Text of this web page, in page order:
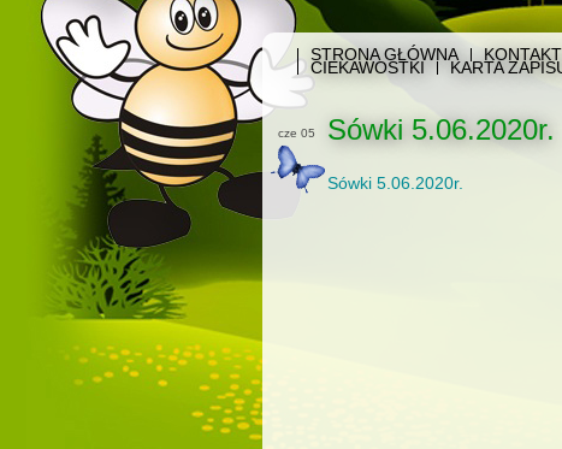
STRONA GŁÓWNA
CIEKAWOSTKI KARTA
cze 05 Sówki 5.06.2020r.
Sówki 5.06.2020r.